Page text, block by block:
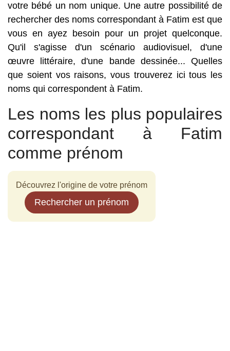
votre bébé un nom unique. Une autre possibilité de
rechercher des noms correspondant à Fatim est que
vous en ayez besoin pour un projet quelconque.
Qu'il s'agisse d'un scénario audiovisuel, d'une
œuvre littéraire, d'une bande dessinée... Quelles
que soient vos raisons, vous trouverez ici tous les
noms qui correspondent à Fatim.
Les noms les plus populaires
correspondant à Fatim
comme prénom
Découvrez l'origine de votre prénom
Rechercher un prénom